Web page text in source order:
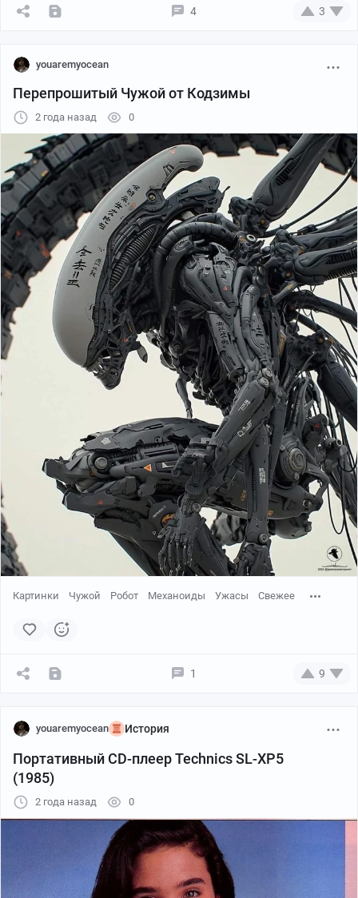
4 3
youaremyocean
Перепрошитый Чужой от Кодзимы
2 года назад 0
Картинки Чужой Робот Механоиды Ужасы Свежее
1 9
youaremyocean История
Портативный CD-плеер Technics SL-XP5
(1985)
2 года назад 0